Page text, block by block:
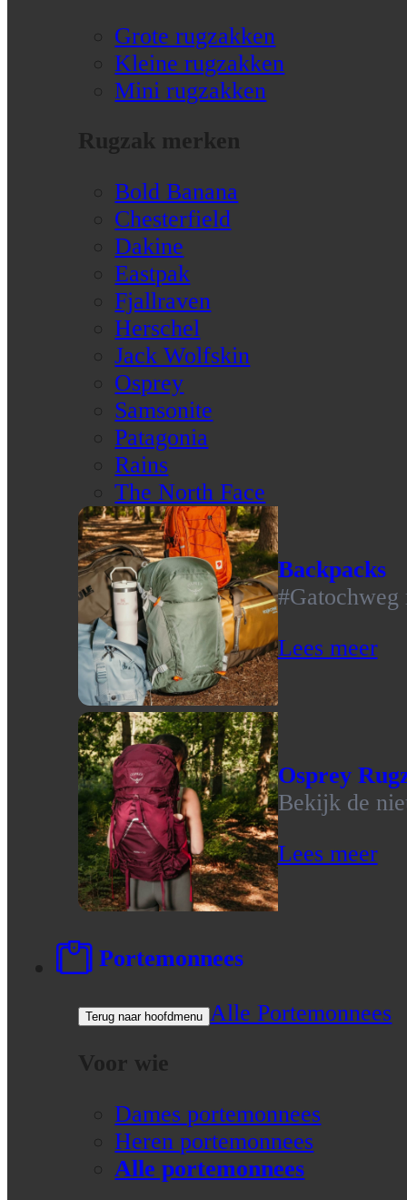
Grote rugzakken
Kleine rugzakken
Mini rugzakken
Rugzak merken
Bold Banana
Chesterfield
Dakine
Eastpak
Fjallraven
Herschel
Jack Wolfskin
Osprey
Samsonite
Patagonia
Rains
The North Face
Backpacks
#Gatochweg
Lees meer
Osprey
Bekijk de
Lees meer
Portemonnees
Terug naar hoofdmenu Alle Portemonnees
Voor wie
Dames portemonnees
Heren portemonnees
Alle portemonnees